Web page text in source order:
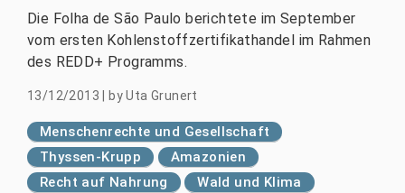
Die Folha de São Paulo berichtete im September
vom ersten Kohlenstoffzertifikathandel im Rahmen
des REDD+ Programms.
13/12/2013 byUta Grunert
Menschenrechte und Gesellschaft
Thyssen-Krupp
Amazonien
Recht auf Nahrung
Wald und Klima